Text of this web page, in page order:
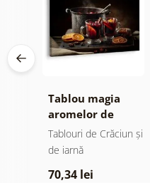
Tablou magia
aromelor de
Crăciun
Tablouri de Crăciun și
de iarnă
70,34 lei